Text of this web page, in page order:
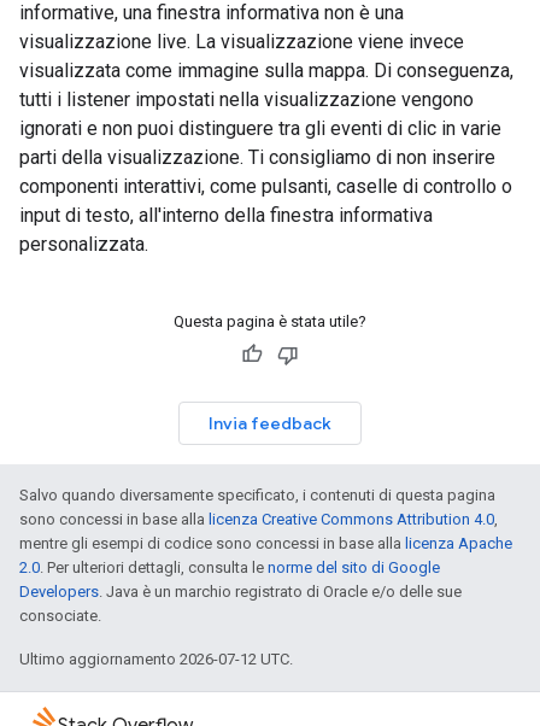
informative, una finestra informativa non è una
visualizzazione live. La visualizzazione viene invece
visualizzata come immagine sulla mappa. Di conseguenza,
tutti i listener impostati nella visualizzazione vengono
ignorati e non puoi distinguere tra gli eventi di clic in varie
parti della visualizzazione. Ti consigliamo di non inserire
componenti interattivi, come pulsanti, caselle di controllo o
input di testo, all'interno della finestra informativa
personalizzata.
Questa pagina è stata utile?
Invia feedback
Salvo quando diversamente specificato, i contenuti di questa pagina
sono concessi in base alla licenza Creative Commons Attribution 4.0,
mentre gli esempi di codice sono concessi in base alla licenza Apache
2.0. Per ulteriori dettagli, consulta le norme del sito di Google
Developers. Java è un marchio registrato di Oracle e/o delle sue
consociate.
Ultimo aggiornamento 2026-07-12 UTC.